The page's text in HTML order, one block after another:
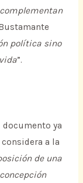
política sino
”.
documento ya
a la
de una